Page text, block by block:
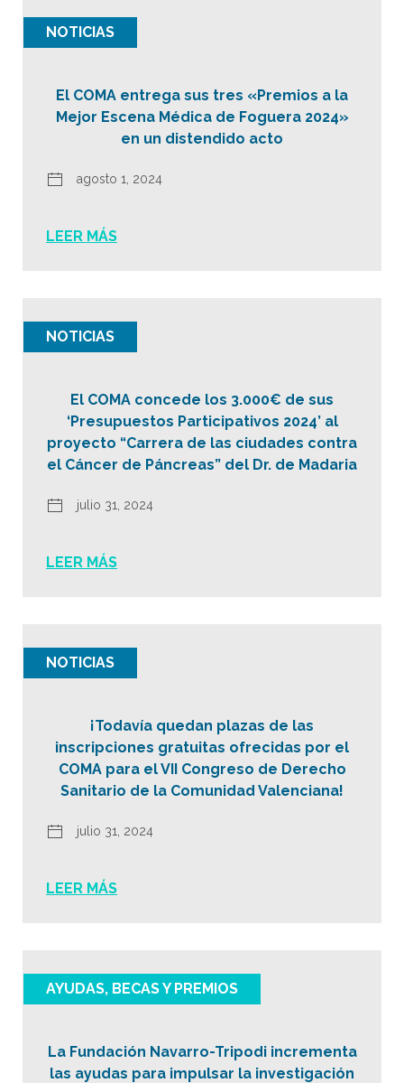
NOTICIAS
El COMA entrega sus tres «Premios a la
Mejor Escena Médica de Foguera 2024»
en un distendido acto
agosto 1, 2024
LEER MÁS
NOTICIAS
El COMA concede los 3.000€ de sus
‘Presupuestos Participativos 2024’ al
proyecto “Carrera de las ciudades contra
el Cáncer de Páncreas” del Dr. de Madaria
julio 31, 2024
LEER MÁS
NOTICIAS
¡Todavía quedan plazas de las
inscripciones gratuitas ofrecidas por el
COMA para el VII Congreso de Derecho
Sanitario de la Comunidad Valenciana!
julio 31, 2024
LEER MÁS
AYUDAS, BECAS Y PREMIOS
La Fundación Navarro-Tripodi incrementa
las ayudas para impulsar la investigación